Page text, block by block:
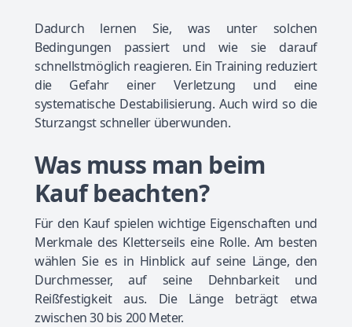
Dadurch lernen Sie, was unter solchen
Bedingungen passiert und wie sie darauf
schnellstmöglich reagieren. Ein Training reduziert
die Gefahr einer Verletzung und eine
systematische Destabilisierung. Auch wird so die
Sturzangst schneller überwunden.
Was muss man beim
Kauf beachten?
Für den Kauf spielen wichtige Eigenschaften und
Merkmale des Kletterseils eine Rolle. Am besten
wählen Sie es in Hinblick auf seine Länge, den
Durchmesser, auf seine Dehnbarkeit und
Reißfestigkeit aus. Die Länge beträgt etwa
zwischen 30 bis 200 Meter.